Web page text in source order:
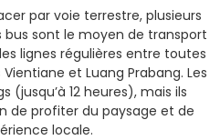
par voie terrestre, plusieurs
bus sont le moyen de transport
lignes régulières entre toutes
et Luang Prabang. Les
(jusqu’à 12 heures), mais ils
de profiter du paysage et de
locale.